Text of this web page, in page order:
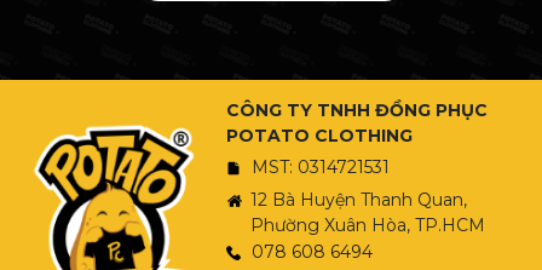
CÔNG TY TNHH ĐỒNG PHỤC
POTATO CLOTHING
MST: 0314721531
12 Bà Huyện Thanh Quan,
Phường Xuân Hòa, TP.HCM
078 608 6494